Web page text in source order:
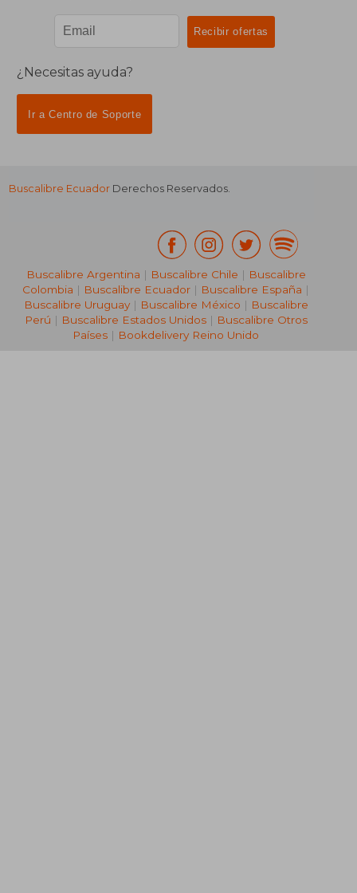
¿Necesitas ayuda?
Ir a Centro de Soporte
Buscalibre Ecuador Derechos Reservados.
Buscalibre Argentina | Buscalibre Chile | Buscalibre
Colombia | Buscalibre Ecuador | Buscalibre España |
Buscalibre Uruguay| Buscalibre México | Buscalibre
Perú | Buscalibre Estados Unidos| Buscalibre Otros
Países | Bookdelivery Reino Unido